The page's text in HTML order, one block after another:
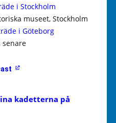
i Stockholm
museet, Stockholm
i Göteborg
senare
kadetterna på